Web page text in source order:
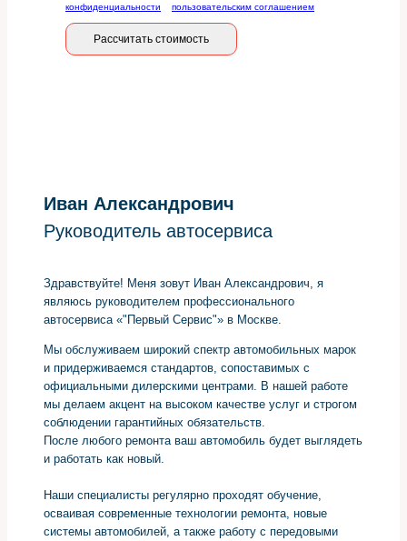
конфиденциальности
пользовательским соглашением
Рассчитать стоимость
Иван Александрович
Руководитель автосервиса
Здравствуйте! Меня зовут Иван Александрович, я
являюсь руководителем профессионального
автосервиса «"Первый Сервис"» в Москве.
Мы обслуживаем широкий спектр автомобильных марок
и придерживаемся стандартов, сопоставимых с
официальными дилерскими центрами. В нашей работе
мы делаем акцент на высоком качестве услуг и строгом
соблюдении гарантийных обязательств.
После любого ремонта ваш автомобиль будет выглядеть
и работать как новый.
Наши специалисты регулярно проходят обучение,
осваивая современные технологии ремонта, новые
системы автомобилей, а также работу с передовыми